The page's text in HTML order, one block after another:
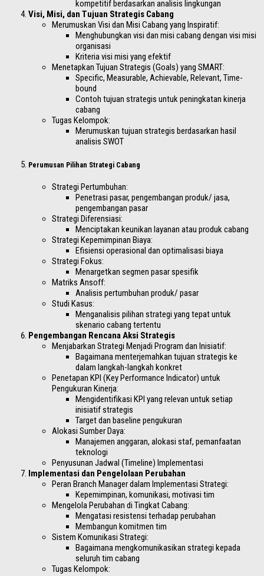
kompetitif berdasarkan analisis lingkungan
Visi, Misi, dan Tujuan Strategis Cabang
Merumuskan Visi dan Misi Cabang yang Inspiratif:
Menghubungkan visi dan misi cabang dengan visi misi
organisasi
Kriteria visi misi yang efektif
Menetapkan Tujuan Strategis (Goals) yang SMART:
Specific, Measurable, Achievable, Relevant, Time-
bound
Contoh tujuan strategis untuk peningkatan kinerja
cabang
Tugas Kelompok:
Merumuskan tujuan strategis berdasarkan hasil
analisis SWOT
Perumusan Pilihan Strategi Cabang
Strategi Pertumbuhan:
Penetrasi pasar, pengembangan produk/ jasa,
pengembangan pasar
Strategi Diferensiasi:
Menciptakan keunikan layanan atau produk cabang
Strategi Kepemimpinan Biaya:
Efisiensi operasional dan optimalisasi biaya
Strategi Fokus:
Menargetkan segmen pasar spesifik
Matriks Ansoff:
Analisis pertumbuhan produk/ pasar
Studi Kasus:
Menganalisis pilihan strategi yang tepat untuk
skenario cabang tertentu
Pengembangan Rencana Aksi Strategis
Menjabarkan Strategi Menjadi Program dan Inisiatif:
Bagaimana menterjemahkan tujuan strategis ke
dalam langkah-langkah konkret
Penetapan KPI (Key Performance Indicator) untuk
Pengukuran Kinerja:
Mengidentifikasi KPI yang relevan untuk setiap
inisiatif strategis
Target dan baseline pengukuran
Alokasi Sumber Daya:
Manajemen anggaran, alokasi staf, pemanfaatan
teknologi
Penyusunan Jadwal (Timeline) Implementasi
Implementasi dan Pengelolaan Perubahan
Peran Branch Manager dalam Implementasi Strategi:
Kepemimpinan, komunikasi, motivasi tim
Mengelola Perubahan di Tingkat Cabang:
Mengatasi resistensi terhadap perubahan
Membangun komitmen tim
Sistem Komunikasi Strategi:
Bagaimana mengkomunikasikan strategi kepada
seluruh tim cabang
Tugas Kelompok: